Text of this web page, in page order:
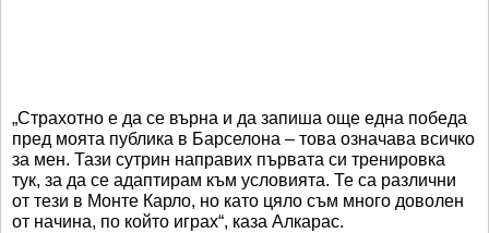
„Страхотно е да се върна и да запиша още една победа
пред моята публика в Барселона – това означава всичко
за мен. Тази сутрин направих първата си тренировка
тук, за да се адаптирам към условията. Те са различни
от тези в Монте Карло, но като цяло съм много доволен
от начина, по който играх“, каза Алкарас.